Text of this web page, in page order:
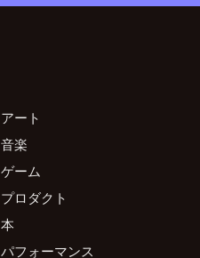
アート
音楽
ゲーム
プロダクト
本
パフォーマンス